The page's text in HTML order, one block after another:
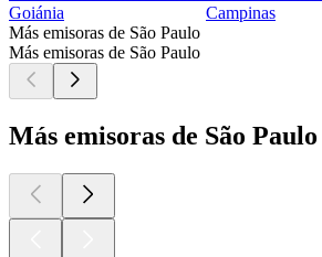
Goiánia
Campinas
Más emisoras de São Paulo
Más emisoras de São Paulo
Más emisoras de São Paulo